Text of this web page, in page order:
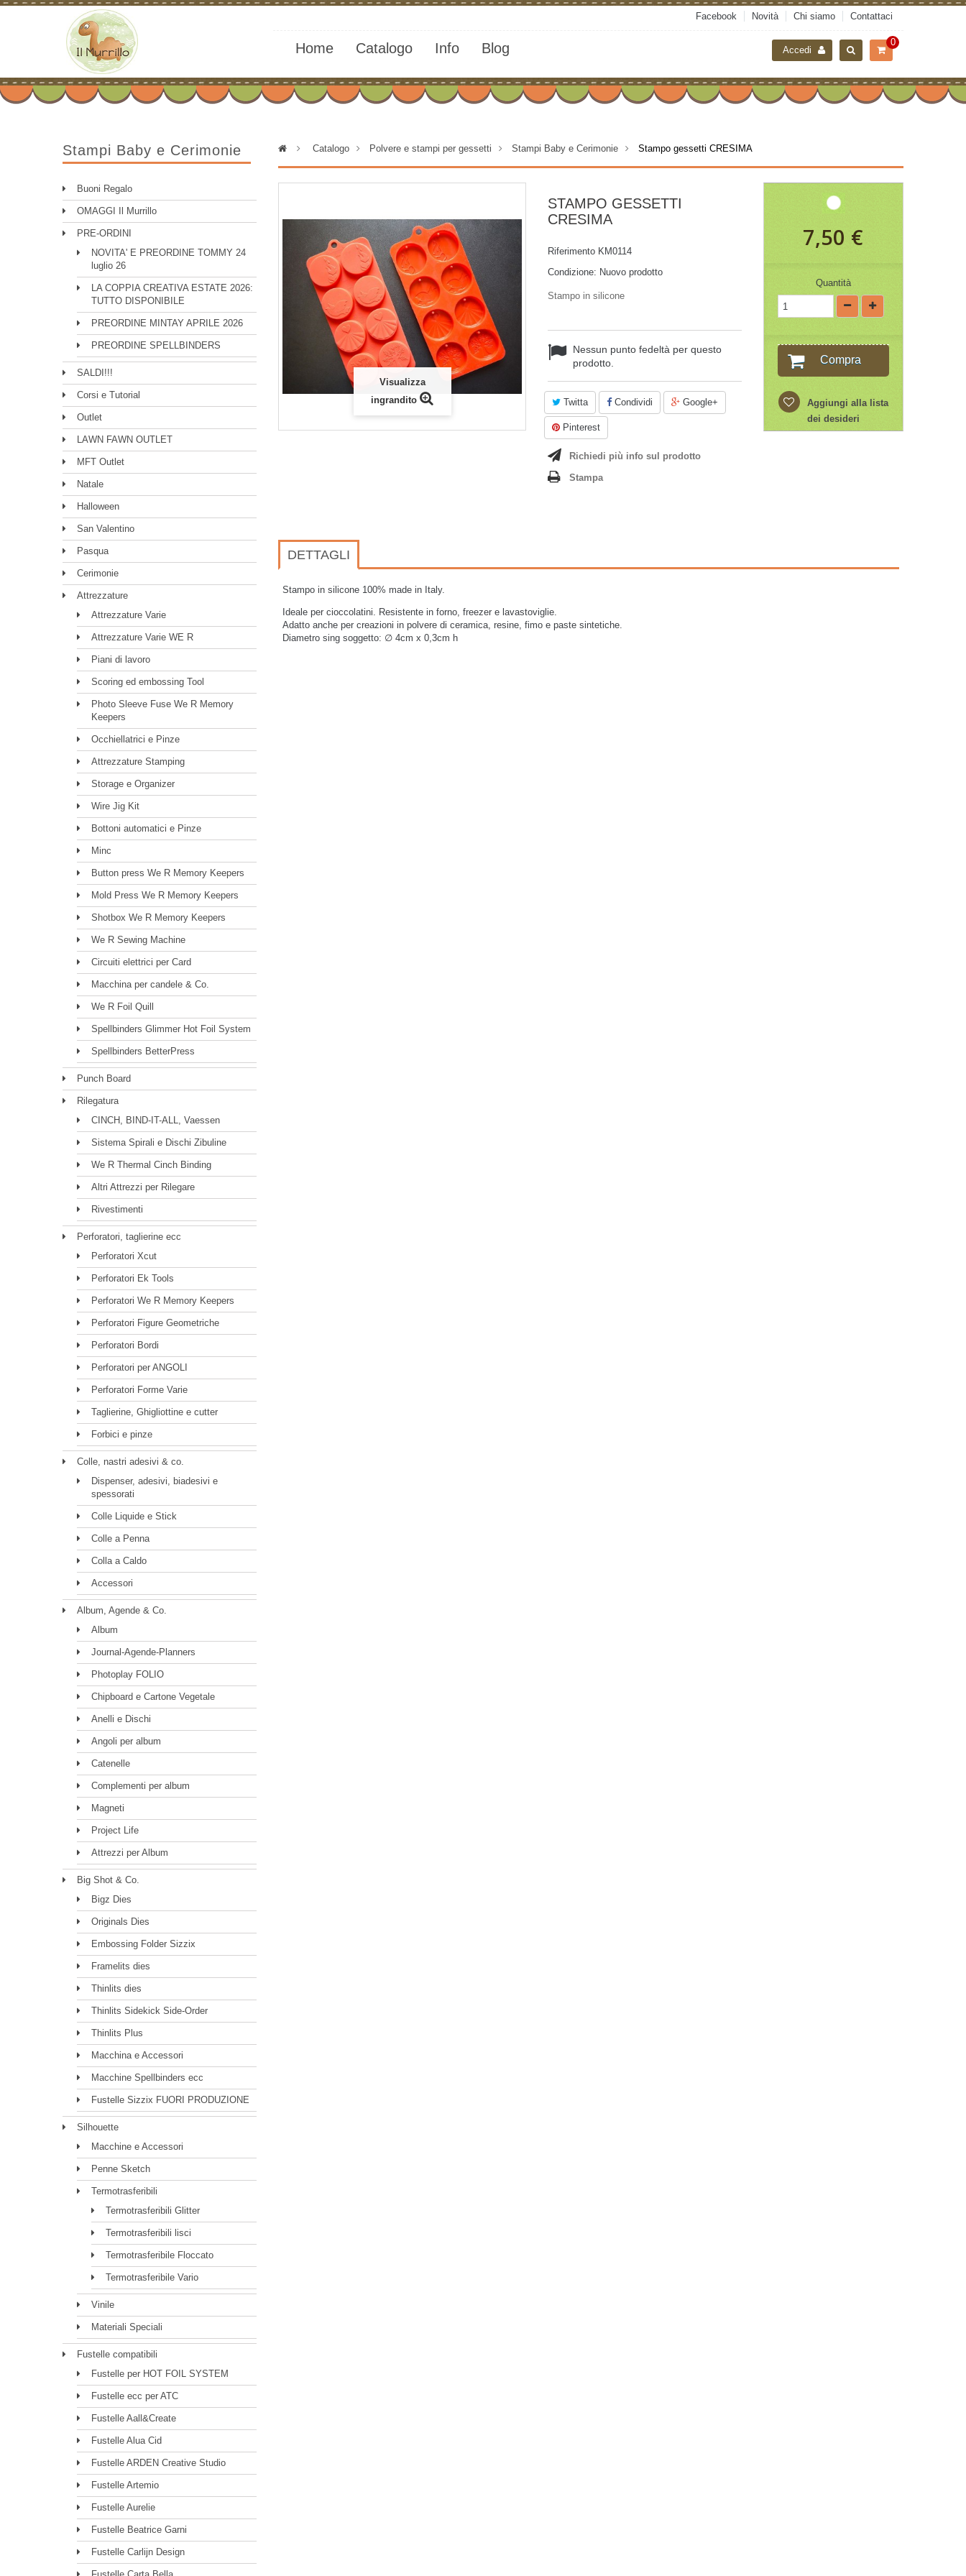
Facebook Novità Chi siamo Contattaci
0
Home Catalogo Info Blog Accedi
Stampi Baby e Cerimonie
Buoni Regalo
OMAGGI Il Murrillo
PRE-ORDINI
NOVITA' E PREORDINE TOMMY 24
luglio 26
LA COPPIA CREATIVA ESTATE 2026:
TUTTO DISPONIBILE
PREORDINE MINTAY APRILE 2026
PREORDINE SPELLBINDERS
SALDI!!!
Corsi e Tutorial
Outlet
LAWN FAWN OUTLET
MFT Outlet
Natale
Halloween
San Valentino
Pasqua
Cerimonie
Attrezzature
Attrezzature Varie
Attrezzature Varie WE R
Piani di lavoro
Scoring ed embossing Tool
Photo Sleeve Fuse We R Memory
Keepers
Occhiellatrici e Pinze
Attrezzature Stamping
Storage e Organizer
Wire Jig Kit
Bottoni automatici e Pinze
Minc
Button press We R Memory Keepers
Mold Press We R Memory Keepers
Shotbox We R Memory Keepers
We R Sewing Machine
Circuiti elettrici per Card
Macchina per candele & Co.
We R Foil Quill
Spellbinders Glimmer Hot Foil System
Spellbinders BetterPress
Punch Board
Rilegatura
CINCH, BIND-IT-ALL, Vaessen
Sistema Spirali e Dischi Zibuline
We R Thermal Cinch Binding
Altri Attrezzi per Rilegare
Rivestimenti
Perforatori, taglierine ecc
Perforatori Xcut
Perforatori Ek Tools
Perforatori We R Memory Keepers
Perforatori Figure Geometriche
Perforatori Bordi
Perforatori per ANGOLI
Perforatori Forme Varie
Taglierine, Ghigliottine e cutter
Forbici e pinze
Colle, nastri adesivi & co.
Dispenser, adesivi, biadesivi e
spessorati
Colle Liquide e Stick
Colle a Penna
Colla a Caldo
Accessori
Album, Agende & Co.
Album
Journal-Agende-Planners
Photoplay FOLIO
Chipboard e Cartone Vegetale
Anelli e Dischi
Angoli per album
Catenelle
Complementi per album
Magneti
Project Life
Attrezzi per Album
Big Shot & Co.
Bigz Dies
Originals Dies
Embossing Folder Sizzix
Framelits dies
Thinlits dies
Thinlits Sidekick Side-Order
Thinlits Plus
Macchina e Accessori
Macchine Spellbinders ecc
Fustelle Sizzix FUORI PRODUZIONE
Silhouette
Macchine e Accessori
Penne Sketch
Termotrasferibili
Termotrasferibili Glitter
Termotrasferibili lisci
Termotrasferibile Floccato
Termotrasferibile Vario
Vinile
Materiali Speciali
Fustelle compatibili
Fustelle per HOT FOIL SYSTEM
Fustelle ecc per ATC
Fustelle Aall&Create
Fustelle Alua Cid
Fustelle ARDEN Creative Studio
Fustelle Artemio
Fustelle Aurelie
Fustelle Beatrice Garni
Fustelle Carlijn Design
> Catalogo > Polvere e stampi per gessetti > Stampi Baby e Cerimonie > Stampo gessetti CRESIMA
Visualizza
ingrandito
STAMPO GESSETTI
CRESIMA
Riferimento KM0114
Condizione: Nuovo prodotto
Stampo in silicone
Nessun punto fedeltà per questo
prodotto.
Twitta Condividi Google+
Pinterest
Richiedi più info sul prodotto
Stampa
7,50 €
Quantità
Compra
Aggiungi alla lista
dei desideri
DETTAGLI
Stampo in silicone 100% made in Italy.
Ideale per cioccolatini. Resistente in forno, freezer e lavastoviglie.
Adatto anche per creazioni in polvere di ceramica, resine, fimo e paste sintetiche.
Diametro sing soggetto: ∅ 4cm x 0,3cm h